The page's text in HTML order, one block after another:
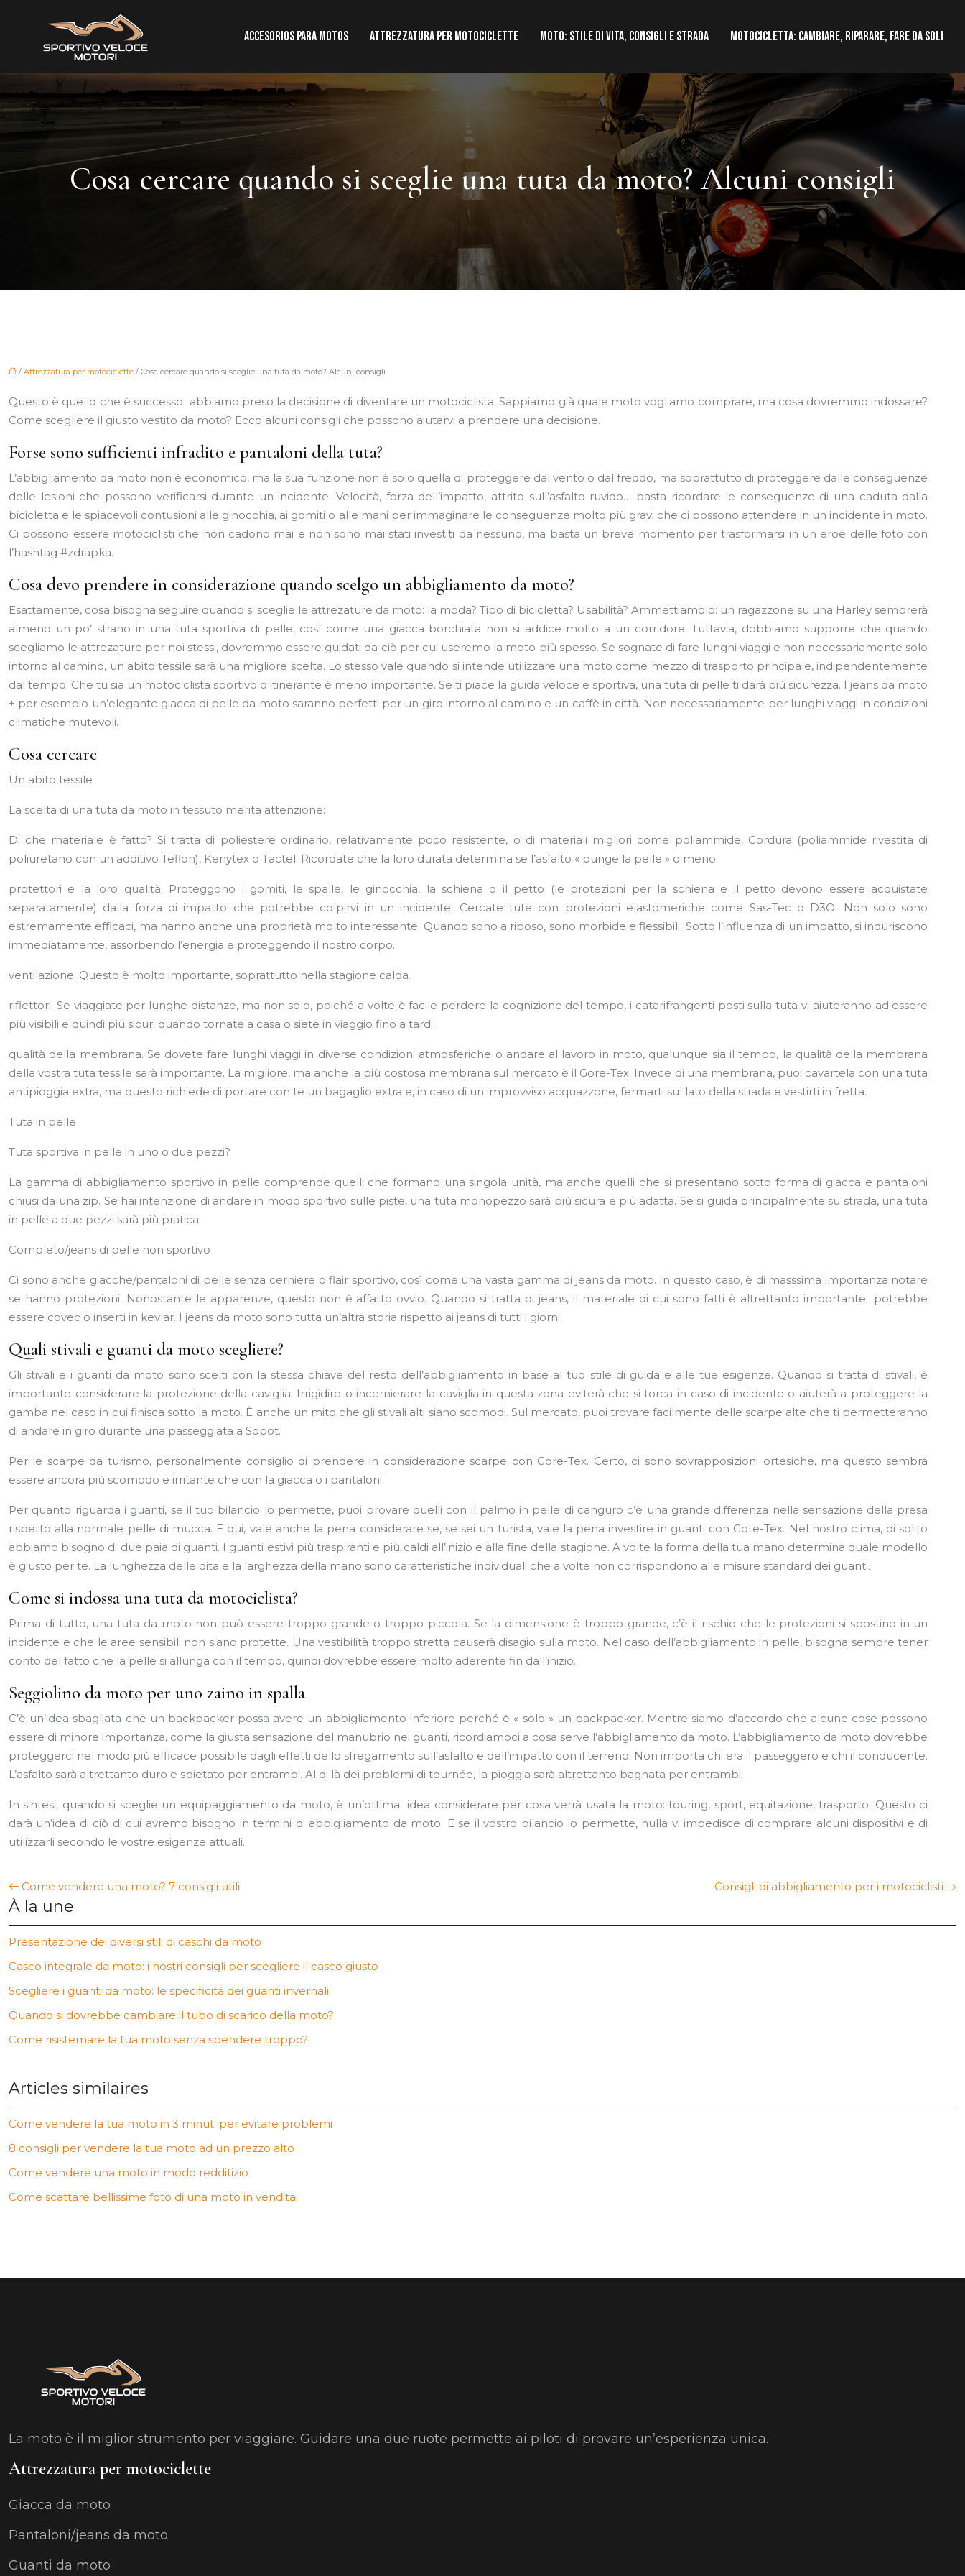
Accesorios para motos Attrezzatura per motociclette Moto: stile di vita, consigli e strada Motocicletta: cambiare, riparare, fare da soli
Cosa cercare quando si sceglie una tuta da moto? Alcuni consigli
/ Attrezzatura per motociclette / Cosa cercare quando si sceglie una tuta da moto? Alcuni consigli
Questo è quello che è successo abbiamo preso la decisione di diventare un motociclista. Sappiamo già quale moto vogliamo comprare, ma cosa dovremmo indossare?
Come scegliere il giusto vestito da moto? Ecco alcuni consigli che possono aiutarvi a prendere una decisione.
Forse sono sufficienti infradito e pantaloni della tuta?
L’abbigliamento da moto non è economico, ma la sua funzione non è solo quella di proteggere dal vento o dal freddo, ma soprattutto di proteggere dalle conseguenze
delle lesioni che possono verificarsi durante un incidente. Velocità, forza dell’impatto, attrito sull’asfalto ruvido… basta ricordare le conseguenze di una caduta dalla
bicicletta e le spiacevoli contusioni alle ginocchia, ai gomiti o alle mani per immaginare le conseguenze molto più gravi che ci possono attendere in un incidente in moto.
Ci possono essere motociclisti che non cadono mai e non sono mai stati investiti da nessuno, ma basta un breve momento per trasformarsi in un eroe delle foto con
l’hashtag #zdrapka.
Cosa devo prendere in considerazione quando scelgo un abbigliamento da moto?
Esattamente, cosa bisogna seguire quando si sceglie le attrezature da moto: la moda? Tipo di bicicletta? Usabilità? Ammettiamolo: un ragazzone su una Harley sembrerà
almeno un po’ strano in una tuta sportiva di pelle, così come una giacca borchiata non si addice molto a un corridore. Tuttavia, dobbiamo supporre che quando
scegliamo le attrezature per noi stessi, dovremmo essere guidati da ciò per cui useremo la moto più spesso. Se sognate di fare lunghi viaggi e non necessariamente solo
intorno al camino, un abito tessile sarà una migliore scelta. Lo stesso vale quando si intende utilizzare una moto come mezzo di trasporto principale, indipendentemente
dal tempo. Che tu sia un motociclista sportivo o itinerante è meno importante. Se ti piace la guida veloce e sportiva, una tuta di pelle ti darà più sicurezza. I jeans da moto
+ per esempio un’elegante giacca di pelle da moto saranno perfetti per un giro intorno al camino e un caffè in città. Non necessariamente per lunghi viaggi in condizioni
climatiche mutevoli.
Cosa cercare
Un abito tessile
La scelta di una tuta da moto in tessuto merita attenzione:
Di che materiale è fatto? Si tratta di poliestere ordinario, relativamente poco resistente, o di materiali migliori come poliammide, Cordura (poliammide rivestita di
poliuretano con un additivo Teflon), Kenytex o Tactel. Ricordate che la loro durata determina se l’asfalto « punge la pelle » o meno.
protettori e la loro qualità. Proteggono i gomiti, le spalle, le ginocchia, la schiena o il petto (le protezioni per la schiena e il petto devono essere acquistate
separatamente) dalla forza di impatto che potrebbe colpirvi in un incidente. Cercate tute con protezioni elastomeriche come Sas-Tec o D3O. Non solo sono
estremamente efficaci, ma hanno anche una proprietà molto interessante. Quando sono a riposo, sono morbide e flessibili. Sotto l’influenza di un impatto, si induriscono
immediatamente, assorbendo l’energia e proteggendo il nostro corpo.
ventilazione. Questo è molto importante, soprattutto nella stagione calda.
riflettori. Se viaggiate per lunghe distanze, ma non solo, poiché a volte è facile perdere la cognizione del tempo, i catarifrangenti posti sulla tuta vi aiuteranno ad essere
più visibili e quindi più sicuri quando tornate a casa o siete in viaggio fino a tardi.
qualità della membrana. Se dovete fare lunghi viaggi in diverse condizioni atmosferiche o andare al lavoro in moto, qualunque sia il tempo, la qualità della membrana
della vostra tuta tessile sarà importante. La migliore, ma anche la più costosa membrana sul mercato è il Gore-Tex. Invece di una membrana, puoi cavartela con una tuta
antipioggia extra, ma questo richiede di portare con te un bagaglio extra e, in caso di un improvviso acquazzone, fermarti sul lato della strada e vestirti in fretta.
Tuta in pelle
Tuta sportiva in pelle in uno o due pezzi?
La gamma di abbigliamento sportivo in pelle comprende quelli che formano una singola unità, ma anche quelli che si presentano sotto forma di giacca e pantaloni
chiusi da una zip. Se hai intenzione di andare in modo sportivo sulle piste, una tuta monopezzo sarà più sicura e più adatta. Se si guida principalmente su strada, una tuta
in pelle a due pezzi sarà più pratica.
Completo/jeans di pelle non sportivo
Ci sono anche giacche/pantaloni di pelle senza cerniere o flair sportivo, così come una vasta gamma di jeans da moto. In questo caso, è di masssima importanza notare
se hanno protezioni. Nonostante le apparenze, questo non è affatto ovvio. Quando si tratta di jeans, il materiale di cui sono fatti è altrettanto importante potrebbe
essere covec o inserti in kevlar. I jeans da moto sono tutta un’altra storia rispetto ai jeans di tutti i giorni.
Quali stivali e guanti da moto scegliere?
Gli stivali e i guanti da moto sono scelti con la stessa chiave del resto dell’abbigliamento in base al tuo stile di guida e alle tue esigenze. Quando si tratta di stivali, è
importante considerare la protezione della caviglia. Irrigidire o incernierare la caviglia in questa zona eviterà che si torca in caso di incidente o aiuterà a proteggere la
gamba nel caso in cui finisca sotto la moto. È anche un mito che gli stivali alti siano scomodi. Sul mercato, puoi trovare facilmente delle scarpe alte che ti permetteranno
di andare in giro durante una passeggiata a Sopot.
Per le scarpe da turismo, personalmente consiglio di prendere in considerazione scarpe con Gore-Tex. Certo, ci sono sovrapposizioni ortesiche, ma questo sembra
essere ancora più scomodo e irritante che con la giacca o i pantaloni.
Per quanto riguarda i guanti, se il tuo bilancio lo permette, puoi provare quelli con il palmo in pelle di canguro c’è una grande differenza nella sensazione della presa
rispetto alla normale pelle di mucca. E qui, vale anche la pena considerare se, se sei un turista, vale la pena investire in guanti con Gote-Tex. Nel nostro clima, di solito
abbiamo bisogno di due paia di guanti. I guanti estivi più traspiranti e più caldi all’inizio e alla fine della stagione. A volte la forma della tua mano determina quale modello
è giusto per te. La lunghezza delle dita e la larghezza della mano sono caratteristiche individuali che a volte non corrispondono alle misure standard dei guanti.
Come si indossa una tuta da motociclista?
Prima di tutto, una tuta da moto non può essere troppo grande o troppo piccola. Se la dimensione è troppo grande, c’è il rischio che le protezioni si spostino in un
incidente e che le aree sensibili non siano protette. Una vestibilità troppo stretta causerà disagio sulla moto. Nel caso dell’abbigliamento in pelle, bisogna sempre tener
conto del fatto che la pelle si allunga con il tempo, quindi dovrebbe essere molto aderente fin dall’inizio.
Seggiolino da moto per uno zaino in spalla
C’è un’idea sbagliata che un backpacker possa avere un abbigliamento inferiore perché è « solo » un backpacker. Mentre siamo d’accordo che alcune cose possono
essere di minore importanza, come la giusta sensazione del manubrio nei guanti, ricordiamoci a cosa serve l’abbigliamento da moto. L’abbigliamento da moto dovrebbe
proteggerci nel modo più efficace possibile dagli effetti dello sfregamento sull’asfalto e dell’impatto con il terreno. Non importa chi era il passeggero e chi il conducente.
L’asfalto sarà altrettanto duro e spietato per entrambi. Al di là dei problemi di tournée, la pioggia sarà altrettanto bagnata per entrambi.
In sintesi, quando si sceglie un equipaggiamento da moto, è un’ottima idea considerare per cosa verrà usata la moto: touring, sport, equitazione, trasporto. Questo ci
darà un’idea di ciò di cui avremo bisogno in termini di abbigliamento da moto. E se il vostro bilancio lo permette, nulla vi impedisce di comprare alcuni dispositivi e di
utilizzarli secondo le vostre esigenze attuali.
Come vendere una moto? 7 consigli utili Consigli di abbigliamento per i motociclisti
À la une
Presentazione dei diversi stili di caschi da moto
Casco integrale da moto: i nostri consigli per scegliere il casco giusto
Scegliere i guanti da moto: le specificità dei guanti invernali
Quando si dovrebbe cambiare il tubo di scarico della moto?
Come risistemare la tua moto senza spendere troppo?
Articles similaires
Come vendere la tua moto in 3 minuti per evitare problemi
8 consigli per vendere la tua moto ad un prezzo alto
Come vendere una moto in modo redditizio
Come scattare bellissime foto di una moto in vendita
La moto è il miglior strumento per viaggiare. Guidare una due ruote permette ai piloti di provare un’esperienza unica.
Attrezzatura per motociclette
Giacca da moto
Pantaloni/jeans da moto
Guanti da moto